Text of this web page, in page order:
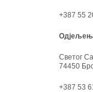
+387 55
Светог
74450
+387 53